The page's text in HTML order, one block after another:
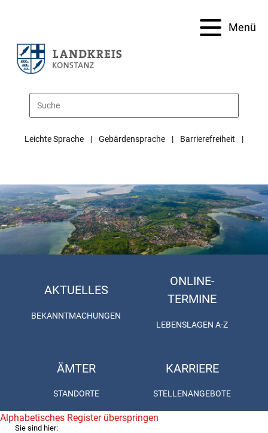
Menü
Leichte Sprache Gebärdensprache Barrierefreiheit
AKTUELLES
BEKANNTMACHUNGEN
ONLINE-
TERMINE
LEBENSLAGEN A-Z
ÄMTER
STANDORTE
KARRIERE
STELLENANGEBOTE
Sie sind hier:
Alphabetisches Register überspringen